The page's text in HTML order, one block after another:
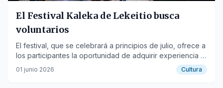
El Festival Kaleka de Lekeitio busca
voluntarios
El festival, que se celebrará a principios de julio, ofrece a
los participantes la oportunidad de adquirir experiencia y
formación.
01 junio 2026 Cultura